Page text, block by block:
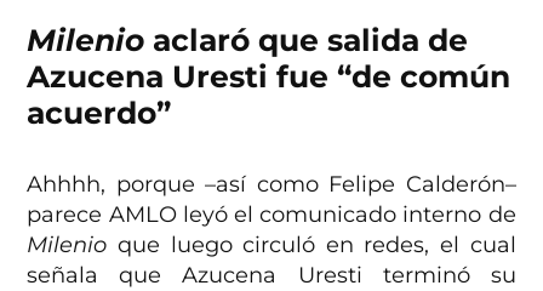
Milenio aclaró que salida de
Azucena Uresti fue “de común
acuerdo”
Ahhhh, porque –así como Felipe Calderón–
parece AMLO leyó el comunicado interno de
Milenioque luego circuló en redes, el cual
señala que Azucena Uresti terminó su